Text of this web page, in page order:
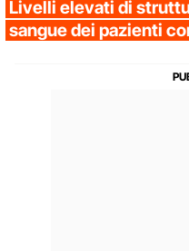
Livelli elevati di
sangue dei pazienti